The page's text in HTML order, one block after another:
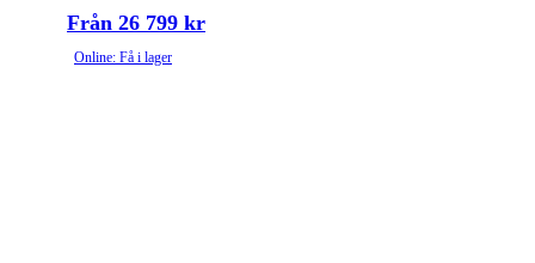
Från 26 799 kr
Online: Få i lager